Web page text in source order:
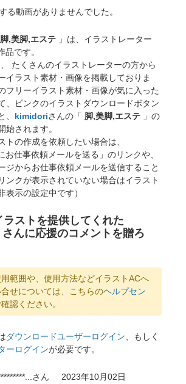
る動画がありませんでした。
脚,美脚,エステ 」は、イラストレーター
品です。
たくさんのイラストレーターの方から
イラスト素材・画像を掲載しておりま
フリーイラスト素材・画像が気に入った
、ピンクのイラストダウンロードボタン
、 kimidoriさんの「 脚,美脚,エステ 」の
始されます。
トの作成を依頼したい場合は、
お仕事依頼メールを送る」のリンクや、
ジからお仕事依頼メールを送信すること
ンクが表示されていない場合はイラスト
表示の設定中です）
ストを提供してくれた
んに応援のコメントを贈ろ
範囲や、使用方法などイラストACへ
せについては、こちらのヘルプセン
認ください。
ダウンロードユーザーログイン、もしく
ーログインが必要です。
さん
2023年10月02日